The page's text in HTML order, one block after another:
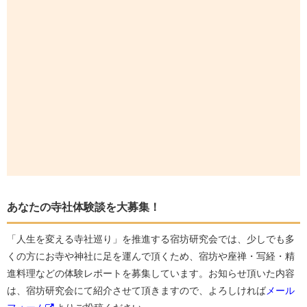
あなたの寺社体験談を大募集！
「人生を変える寺社巡り」を推進する宿坊研究会では、少しでも多
くの方にお寺や神社に足を運んで頂くため、宿坊や座禅・写経・精
進料理などの体験レポートを募集しています。お知らせ頂いた内容
は、宿坊研究会にて紹介させて頂きますので、よろしければメール